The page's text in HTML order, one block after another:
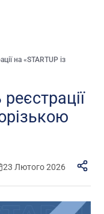
на «STARTUP із
23 Лютого 2026